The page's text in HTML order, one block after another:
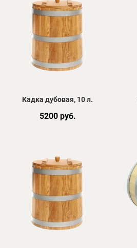
Кадка дубовая, 10 л.
5200 руб.